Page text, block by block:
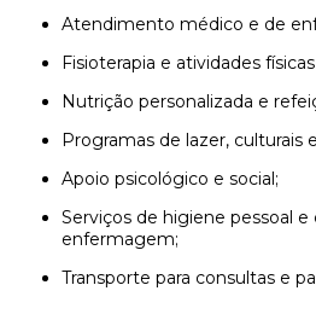
Atendimento médico e de
Fisioterapia e atividades
Nutrição personalizada e
Programas de lazer, culturais
Apoio psicológico e social;
Serviços de higiene pessoal e cuidados de
enfermagem;
Transporte para consultas e